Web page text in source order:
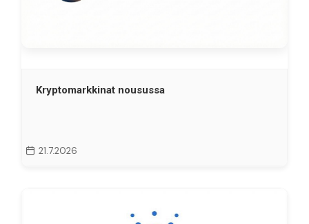
Kryptomarkkinat nousussa
21.7.2026